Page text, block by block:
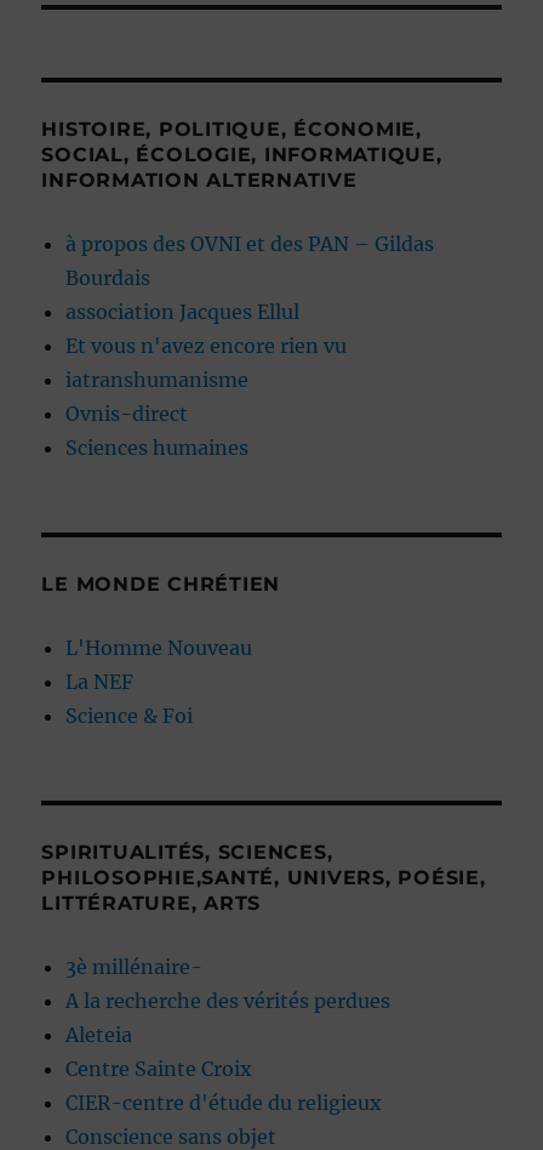
HISTOIRE, POLITIQUE, ÉCONOMIE,
SOCIAL, ÉCOLOGIE, INFORMATIQUE,
INFORMATION ALTERNATIVE
à propos des OVNI et des PAN – Gildas
Bourdais
association Jacques Ellul
Et vous n'avez encore rien vu
iatranshumanisme
Ovnis-direct
Sciences humaines
LE MONDE CHRÉTIEN
L'Homme Nouveau
La NEF
Science & Foi
SPIRITUALITÉS, SCIENCES,
PHILOSOPHIE,SANTÉ, UNIVERS, POÉSIE,
LITTÉRATURE, ARTS
3è millénaire-
A la recherche des vérités perdues
Aleteia
Centre Sainte Croix
CIER-centre d'étude du religieux
Conscience sans objet